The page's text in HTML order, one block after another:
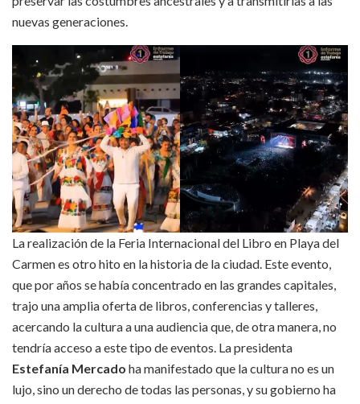
nuevas generaciones.
La realización de la Feria Internacional del Libro en Playa del
Carmen es otro hito en la historia de la ciudad. Este evento,
que por años se había concentrado en las grandes capitales,
trajo una amplia oferta de libros, conferencias y talleres,
acercando la cultura a una audiencia que, de otra manera, no
tendría acceso a este tipo de eventos. La presidenta
Estefanía Mercado ha manifestado que la cultura no es un
lujo, sino un derecho de todas las personas, y su gobierno ha